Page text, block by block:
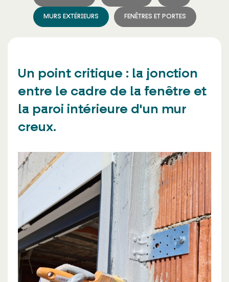
MURS EXTÉRIEURS FENÊTRES ET PORTES
Un point critique : la jonction
entre le cadre de la fenêtre et
la paroi intérieure d'un mur
creux.